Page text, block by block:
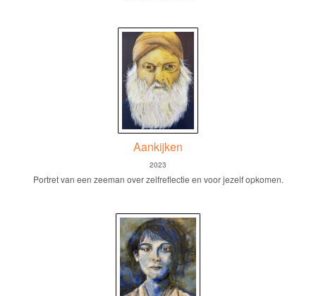
Aankijken
2023
Portret van een zeeman over zelfreflectie en voor jezelf opkomen.